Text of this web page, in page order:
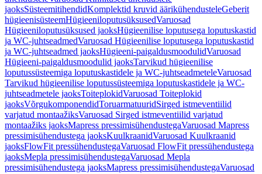
jaoksSüsteemitihendidKomplektid kruvid äärikühendusteleGeberit
hügieenisüsteemHügieeniloputusüksusedVaruosad
Hügieeniloputusüksused jaoksHügieenilise loputusega loputuskastid
ja WC-juhtseadmedVaruosad Hügieenilise loputusega loputuskastid
ja WC-juhtseadmed jaoksHügieeni-paigaldusmoodulidVaruosad
Hügieeni-paigaldusmoodulid jaoksTarvikud hügieenilise
loputussüsteemiga loputuskastidele ja WC-juhtseadmeteleVaruosad
Tarvikud hügieenilise loputussüsteemiga loputuskastidele ja WC-
juhtseadmetele jaoksToiteplokidVaruosad Toiteplokid
jaoksVõrgukomponendidToruarmatuuridSirged istmeventiilid
varjatud montaažiksVaruosad Sirged istmeventiilid varjatud
montaažiks jaoksMapress pressimisühendustegaVaruosad Mapress
pressimisühendustega jaoksKuulkraanidVaruosad Kuulkraanid
jaoksFlowFit pressühendustegaVaruosad FlowFit pressühendustega
jaoksMepla pressimisühendustegaVaruosad Mepla
pressimisühendustega jaoksMapress pressimisühendustegaVaruosad